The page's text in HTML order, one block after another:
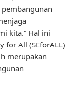
kita.” Hal ini
for All (SEforALL)
merupakan